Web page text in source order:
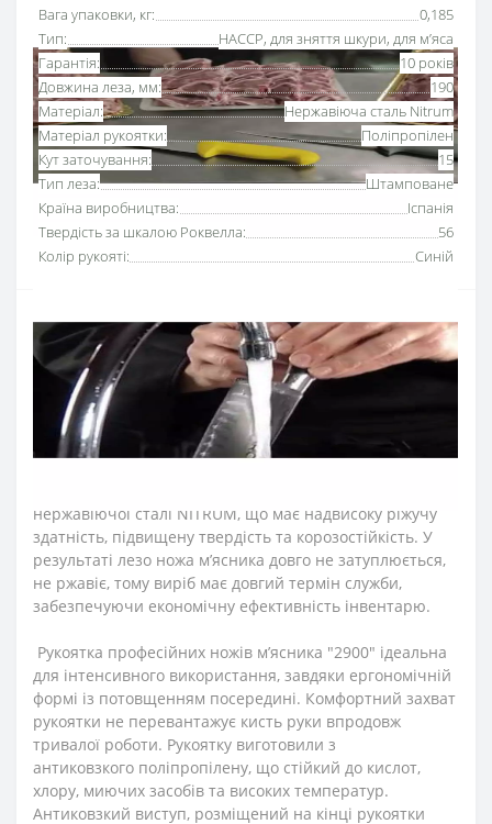
Вага упаковки, кг:
0,185
Тип:
HACCP, для зняття шкури, для м’яса
Гарантія:
10 років
Довжина леза, мм:
190
Матеріал:
Нержавіюча сталь Nitrum
Матеріал рукоятки:
Поліпропілен
Кут заточування:
15
Тип леза:
Штамповане
Країна виробництва:
Іспанія
Твердість за шкалою Роквелла:
56
Колір рукояті:
Синій
Ніждля зняття шкури 190 ммсерії «2900» Аркос з
рукояткою синього кольорувикористовують для
підрізання шкури, видалення прожилок та хрящів.
Серію професійних ножів Аркос «2900» розробили для
інтенсивного використання на кухнях ресторанів та
харчових виробництв.
нержавіючої сталі NITRUM, що має надвисоку ріжучу
здатність, підвищену твердість та корозостійкість. У
результаті лезо ножа м’ясника довго не затуплюється,
не ржавіє, тому виріб має довгий термін служби,
забезпечуючи економічну ефективність інвентарю.
Рукоятка професійних ножів м’ясника "2900" ідеальна
для інтенсивного використання, завдяки ергономічній
формі із потовщенням посередині. Комфортний захват
рукоятки не перевантажує кисть руки впродовж
тривалої роботи. Рукоятку виготовили з
антиковзкого поліпропілену, що стійкий до кислот,
хлору, миючих засобів та високих температур.
Антиковзкий виступ, розміщений на кінці рукоятки